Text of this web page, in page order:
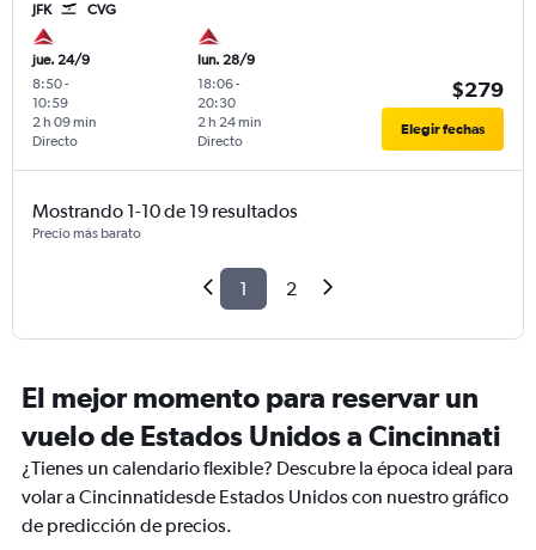
JFK CVG
jue. 24/9
8:50-
10:59
Directo
2 h 09 min
lun. 28/9
18:06-
20:30
Directo
2 h 24 min
$279
Elegir fechas
Mostrando 1-10 de 19 resultados
Precio más barato
1 2
El mejor momento para reservar un
vuelo de Estados Unidos a Cincinnati
¿Tienes un calendario flexible? Descubre la época ideal para
volar a Cincinnatidesde Estados Unidos con nuestro gráfico
de predicción de precios.